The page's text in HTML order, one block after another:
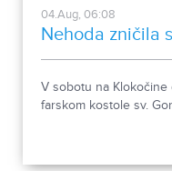
04.Aug, 06:08
Nehoda zničila
V sobotu na
farskom kostole sv.